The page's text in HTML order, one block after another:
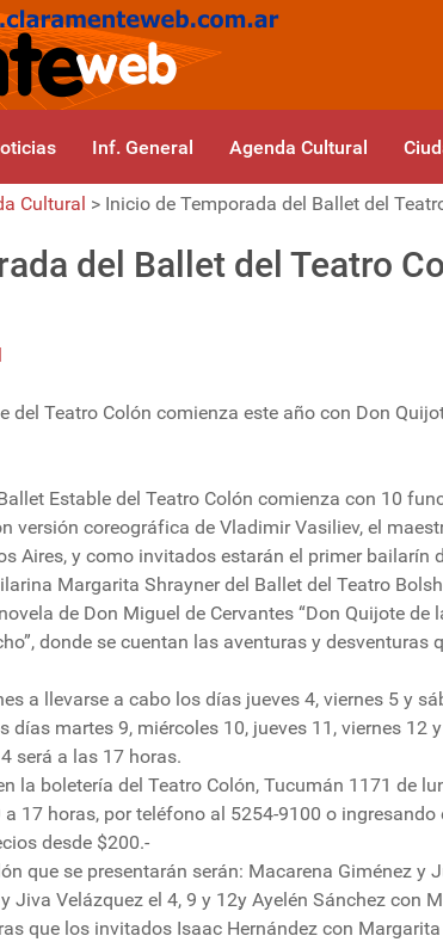
Inf. General Agenda Cultural
Cultural > Inicio de Temporada del Ballet del
del Ballet del Teatro
del Teatro Colón comienza este año con Don
Estable del Teatro Colón comienza con 10
versión coreográfica de Vladimir Vasiliev, el
Aires, y como invitados estarán el primer bailarín
Margarita Shrayner del Ballet del Teatro
de Don Miguel de Cervantes “Don Quijote de
donde se cuentan las aventuras y desventuras
a llevarse a cabo los días jueves 4, viernes 5 y
días martes 9, miércoles 10, jueves 11, viernes 12
será a las 17 horas.
la boletería del Teatro Colón, Tucumán 1171 de
17 horas, por teléfono al 5254-9100 o ingresando
desde $200.-
que se presentarán serán: Macarena Giménez y
Jiva Velázquez el 4, 9 y 12¸y Ayelén Sánchez con
que los invitados Isaac Hernández con